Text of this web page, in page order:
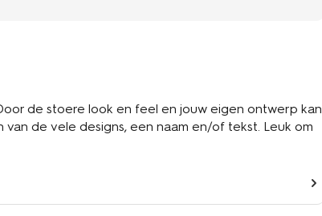
de stoere look en feel en jouw eigen ontwerp kan
de vele designs, een naam en/of tekst. Leuk om